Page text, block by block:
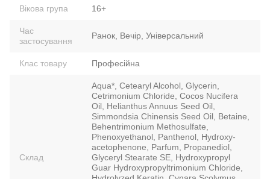
Вікова група 16+
Час
застосування
Ранок, Вечір, Універсальний
Клас товару Професійна
Склад
Aqua*, Cetearyl Alcohol, Glycerin,
Cetrimonium Chloride, Cocos Nucifera
Oil, Helianthus ­Annuus Seed Oil,
Simmondsia Chinensis Seed Oil, Betaine,
Behentrimonium ­Methosulfate,
Phenoxyethanol, Panthenol, Hydroxy­
acetophenone, Parfum, Propanediol,
Glyceryl Stearate SE, Hydroxypropyl
Guar Hydroxypropyltrimonium ­Chloride,